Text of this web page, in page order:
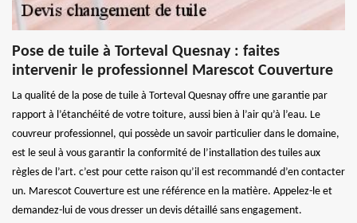
Pose de tuile à Torteval Quesnay : faites
intervenir le professionnel Marescot Couverture
La qualité de la pose de tuile à Torteval Quesnay offre une garantie par
rapport à l’étanchéité de votre toiture, aussi bien à l’air qu’à l’eau. Le
couvreur professionnel, qui possède un savoir particulier dans le domaine,
est le seul à vous garantir la conformité de l’installation des tuiles aux
règles de l’art. c’est pour cette raison qu’il est recommandé d’en contacter
un. Marescot Couverture est une référence en la matière. Appelez-le et
demandez-lui de vous dresser un devis détaillé sans engagement.